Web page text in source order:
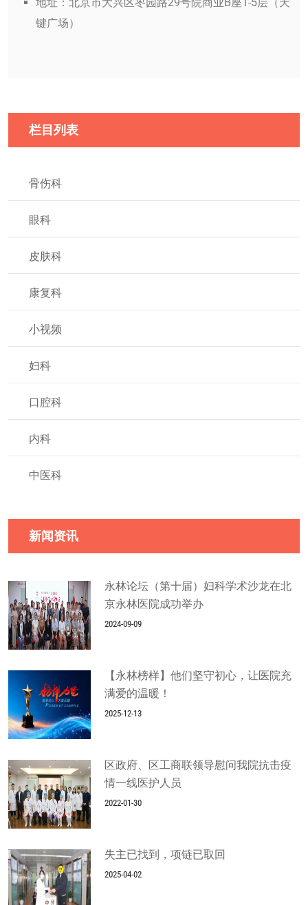
键广场）
栏目列表
骨伤科
眼科
皮肤科
康复科
小视频
妇科
口腔科
内科
中医科
新闻资讯
永林论坛（第十届）妇科学术沙龙在北
京永林医院成功举办
2024-09-09
【永林榜样】他们坚守初心，让医院充
满爱的温暖！
2025-12-13
区政府、区工商联领导慰问我院抗击疫
情一线医护人员
2022-01-30
失主已找到，项链已取回
2025-04-02